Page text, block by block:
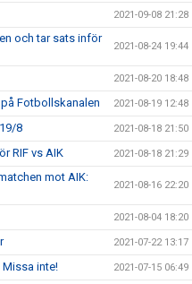
2021-09-08 21:28
och tar sats inför
2021-08-24 19:44
2021-08-20 18:48
Fotbollskanalen 2021-08-19 12:48
8 2021-08-18 21:50
RIF vs AIK 2021-08-18 21:29
mot AIK:
2021-08-16 22:20
2021-08-04 18:20
2021-07-22 13:17
Missa inte! 2021-07-15 06:49